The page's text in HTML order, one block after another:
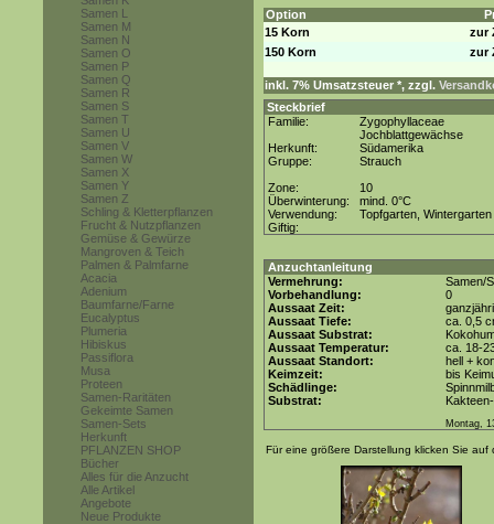
Samen L
Samen M
Samen N
Samen O
Samen P
Samen Q
Samen R
Samen S
Samen T
Samen U
Samen V
Samen W
Samen X
Samen Y
Samen Z
Schling & Kletterpflanzen
Frucht & Nutzpflanzen
Gemüse & Gewürze
Mangroven & Teich
Palmen & Palmfarne
Acacia
Adenium
Baumfarne/Farne
Eucalyptus
Plumeria
Hibiskus
Passiflora
Musa
Proteen
Samen-Raritäten
Gekeimte Samen
Samen-Sets
Herkunft
PFLANZEN SHOP
Bücher
Alles für die Anzucht
Alle Artikel
Angebote
Neue Produkte
Option
15 Korn
zur
150 Korn
zur
inkl. 7% Umsatzsteuer *, zzgl.
Steckbrief
Familie:
Zygophyllaceae
Jochblattgewächse
Herkunft:
Südamerika
Gruppe:
Strauch
Zone:
10
Überwinterung:
mind. 0°C
Verwendung:
Topfgarten, Wintergarten
Giftig:
Anzuchtanleitung
Vermehrung:
Samen/
Vorbehandlung:
0
Aussaat Zeit:
Aussaat Tiefe:
ca. 0,5
Aussaat Substrat:
Aussaat Temperatur:
ca. 18-
Aussaat Standort:
hell +
Keimzeit:
bis
Schädlinge:
Substrat:
Montag,
Für eine größere Darstellung klicken Sie auf